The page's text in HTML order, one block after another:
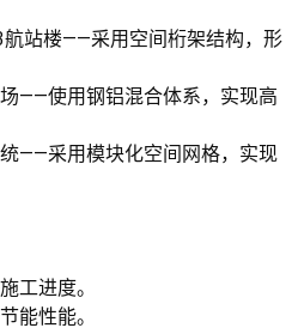
站楼——采用空间桁架结构，形
——使用钢铝混合体系，实现高
——采用模块化空间网格，实现
工进度。
能性能。